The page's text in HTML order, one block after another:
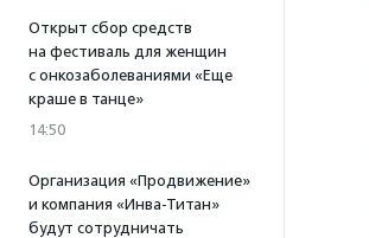
Открыт сбор средств
на фестиваль для женщин
с онкозаболеваниями «Еще
краше в танце»
14:50
Организация «Продвижение»
и компания «Инва-Титан»
будут сотрудничать